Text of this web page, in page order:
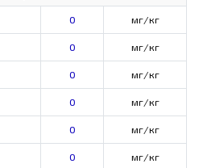
0 мг/кг
0 мг/кг
0 мг/кг
0 мг/кг
0 мг/кг
0 мг/кг